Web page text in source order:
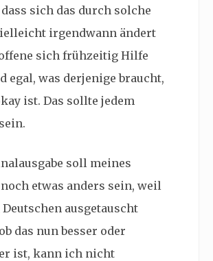
sich das durch solche
irgendwann ändert
sich frühzeitig Hilfe
egal, was derjenige braucht,
ist. Das sollte jedem
soll meines
etwas anders sein, weil
ausgetauscht
das nun besser oder
ist, kann ich nicht